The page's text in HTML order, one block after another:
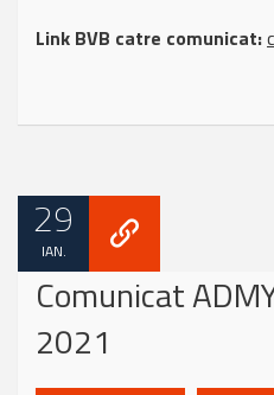
Link BVB catre comunicat:
29
IAN.
Comunicat
2021